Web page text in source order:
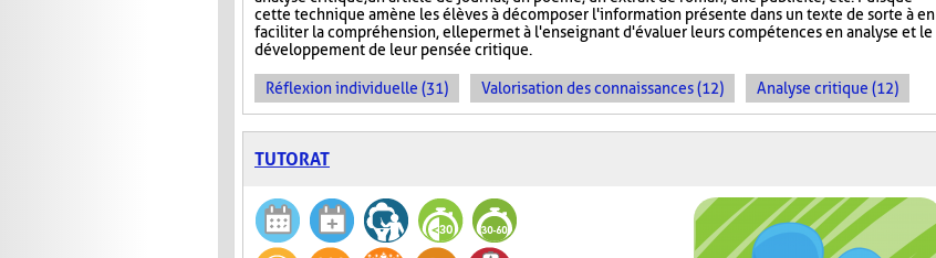
cette technique amène les élèves à décomposer l'information présente dans un texte de sorte à en
faciliter la compréhension, elle permet à l'enseignant d'évaluer leurs compétences en analyse et le
développement de leur pensée critique.
Réflexion individuelle (31) Valorisation des connaissances (12) Analyse critique (12)
TUTORAT